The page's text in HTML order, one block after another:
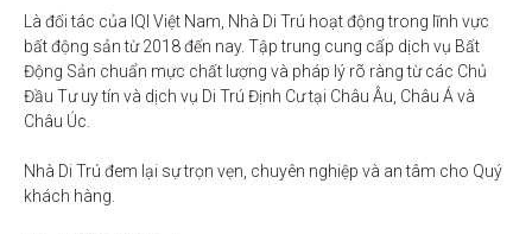
Là đối tác của IQI Việt Nam, Nhà Di Trú hoạt động trong lĩnh vực
bất động sản từ 2018 đến nay. Tập trung cung cấp dịch vụ Bất
Động Sản chuẩn mực chất lượng và pháp lý rõ ràng từ các Chủ
Đầu Tư uy tín và dịch vụ Di Trú Định Cư tại Châu Âu, Châu Á và
Châu Úc.
Nhà Di Trú đem lại sự trọn vẹn, chuyên nghiệp và an tâm cho Quý
khách hàng.